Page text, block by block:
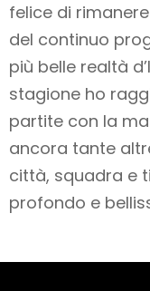
felice di
del continuo
più belle realtà
stagione ho
partite con la
ancora tante
città, squadra e
profondo e